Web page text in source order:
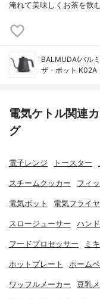
淹れて美味しくお茶を飲
BALMUDA(バル
ザ・ポット K02A
電気ケトル関連
グ
電子レンジ トースター
スチームクッカー フィ
電気ポット 電気フライ
スロージューサー ハン
フードプロセッサー ミ
ホットプレート ホーム
ワッフルメーカー 豆乳